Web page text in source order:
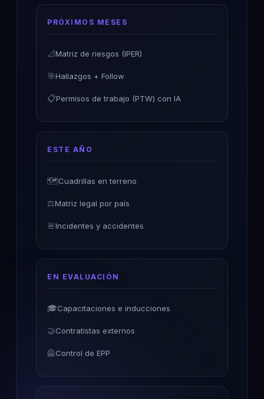
PRÓXIMOS MESES
📐Matriz de riesgos (IPER)
🎯Hallazgos + Follow
📋Permisos de trabajo (PTW) con IA
ESTE AÑO
🗺️Cuadrillas en terreno
⚖️Matriz legal por país
🚨Incidentes y accidentes
EN EVALUACIÓN
🎓Capacitaciones e inducciones
🤝Contratistas externos
🦺Control de EPP